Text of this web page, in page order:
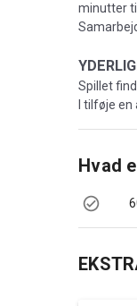
minutter
Spillet
I tilføje
Hvad